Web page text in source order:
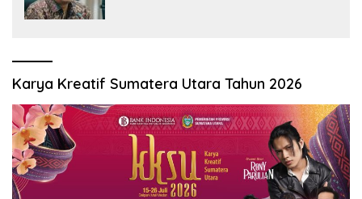
Karya Kreatif Sumatera Utara Tahun 2026